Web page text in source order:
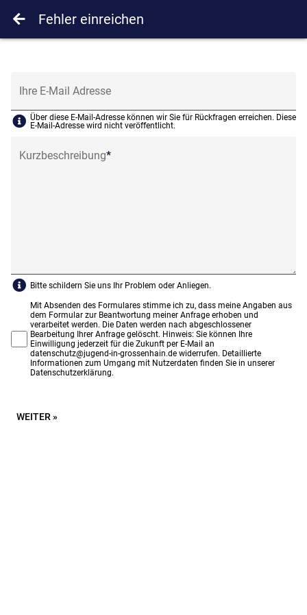
Fehler einreichen
Ihre E-Mail Adresse
Über diese E-Mail-Adresse können wir Sie für Rückfragen erreichen. Diese
E-Mail-Adresse wird nicht veröffentlicht.
Kurzbeschreibung
Bitte schildern Sie uns Ihr Problem oder Anliegen.
Mit Absenden des Formulares stimme ich zu, dass meine Angaben aus
dem Formular zur Beantwortung meiner Anfrage erhoben und
verarbeitet werden. Die Daten werden nach abgeschlossener
Bearbeitung Ihrer Anfrage gelöscht. Hinweis: Sie können Ihre
Einwilligung jederzeit für die Zukunft per E-Mail an
datenschutz@jugend-in-grossenhain.de widerrufen. Detaillierte
Informationen zum Umgang mit Nutzerdaten finden Sie in unserer
Datenschutzerklärung.
WEITER »